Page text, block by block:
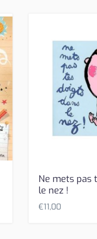
Ne mets pas
le nez !
€11,00